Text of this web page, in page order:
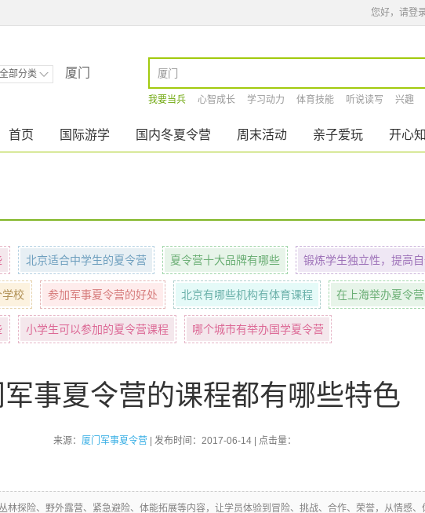
您好，请登
厦门
全部分类
我要当兵 心智成长 学习动力 体育技能 听说读写 兴趣
首页 国际游学 国内冬夏令营 周末活动 亲子爱玩 开心
北京适合中学生的夏令营 夏令营十大品牌有哪些 锻炼学生独立性，提高
学校 参加军事夏令营的好处 北京有哪些机构有体育课程 在上海举办夏令
小学生可以参加的夏令营课程 哪个城市有举办国学夏令营
事夏令营的课程都有哪些特色
来源： 厦门军事夏令营 | 发布时间：2017-06-14 | 点击量：
林探险、野外露营、紧急避险、体能拓展等内容，让学员体验到冒险、挑战、合作、荣誉，从情感、